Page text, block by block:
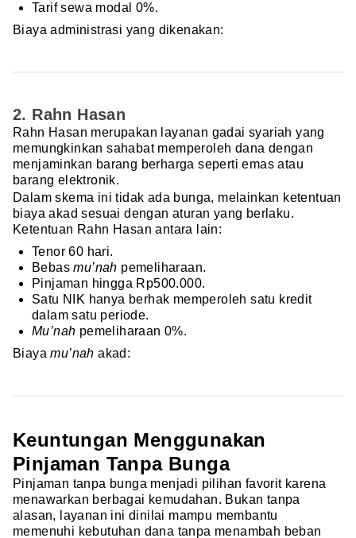
Tarif sewa modal 0%.
Biaya administrasi yang dikenakan:
2. Rahn Hasan
Rahn Hasan merupakan layanan gadai syariah yang
memungkinkan sahabat memperoleh dana dengan
menjaminkan barang berharga seperti emas atau
barang elektronik.
Dalam skema ini tidak ada bunga, melainkan ketentuan
biaya akad sesuai dengan aturan yang berlaku.
Ketentuan Rahn Hasan antara lain:
Tenor 60 hari.
Bebasmu’nah pemeliharaan.
Pinjaman hingga Rp500.000.
Satu NIK hanya berhak memperoleh satu kredit
dalam satu periode.
Mu’nah pemeliharaan 0%.
Biayamu’nah akad:
Keuntungan Menggunakan
Pinjaman Tanpa Bunga
Pinjaman tanpa bunga menjadi pilihan favorit karena
menawarkan berbagai kemudahan. Bukan tanpa
alasan, layanan ini dinilai mampu membantu
memenuhi kebutuhan dana tanpa menambah beban